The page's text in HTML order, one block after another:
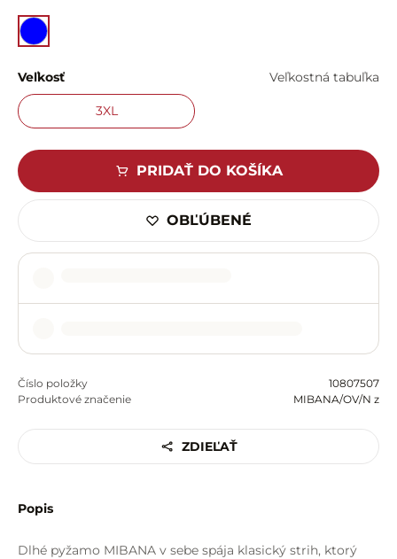
Veľkosť Veľkostná tabuľka
3XL
PRIDAŤ DO KOŠÍKA
OBĽÚBENÉ
Číslo položky
10807507
Produktové značenie
MIBANA/OV/N z
ZDIEĽAŤ
Popis
Dlhé pyžamo MIBANA v sebe spája klasický strih, ktorý